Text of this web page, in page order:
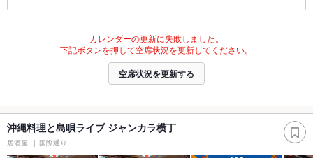
カレンダーの更新に失敗しました。
下記ボタンを押して空席状況を更新してください。
空席状況を更新する
沖縄料理と島唄ライブ ジャンカラ横丁
居酒屋 国際通り